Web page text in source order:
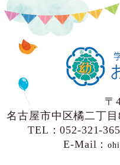
〒
名古屋市中区橘二丁目
TEL：052-321-
E-Mail：